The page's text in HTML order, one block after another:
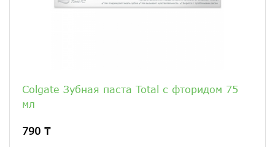
Colgate Зубная паста Total с фторидом 75
мл
790 ₸